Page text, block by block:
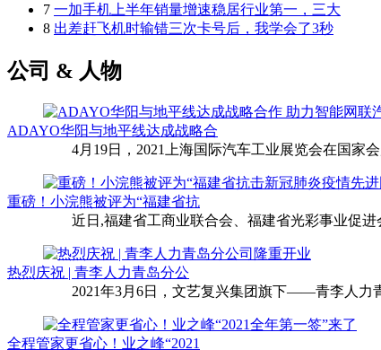
7 一加手机上半年销量增速稳居行业第一，三大
8 出差赶飞机时输错三次卡号后，我学会了3秒
公司 & 人物
ADAYO华阳与地平线达成战略合
4月19日，2021上海国际汽车工业展览会在国家
重磅！小浣熊被评为“福建省抗
近日,福建省工商业联合会、福建省光彩事业促进
热烈庆祝 | 青李人力青岛分公
2021年3月6日，文艺复兴集团旗下——青李人力
全程管家更省心！业之峰“2021